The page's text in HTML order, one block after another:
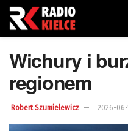
Wichury i
regionem
Robert Szumielewicz 2026-06-